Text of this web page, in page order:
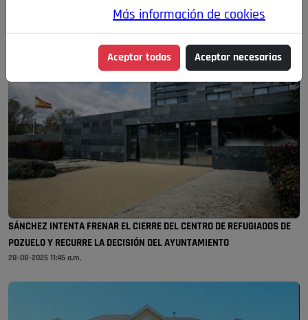
Salud 🔴 En Directo
SÁNCHEZ INTENTA FRENAR EL CIERRE DEL CENTRO DE REFUGIADOS DE
POZUELO Y RECURRE LA DECISIÓN DEL AYUNTAMIENTO
28-08-2025 11:45 a.m.
Más información de cookies
Aceptar todas Aceptar necesarias